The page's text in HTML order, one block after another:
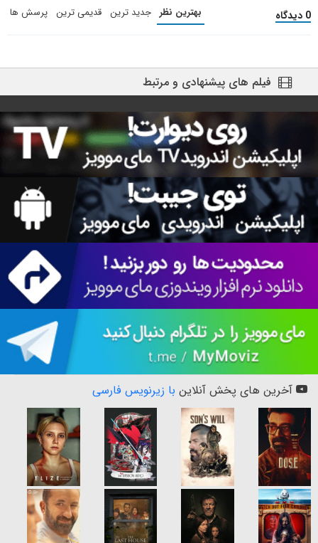
0 دیدگاه بهترین نظر جدید ترین قدیمی ترین پرسش ها
فیلم های پیشنهادی و مرتبط
آخرین های پخش آنلاین با زیرنویس فارسی